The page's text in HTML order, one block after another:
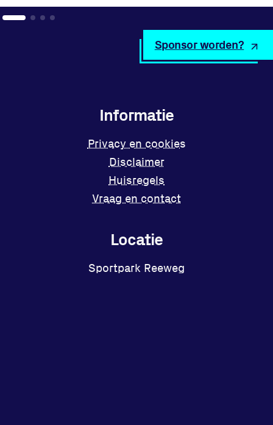
Locatie
Sportpark Reeweg
Informatie
Privacy en cookies
Disclaimer
Huisregels
Vraag en contact
Sponsor worden?